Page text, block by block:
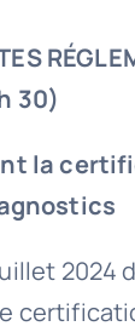
30)
la
2024